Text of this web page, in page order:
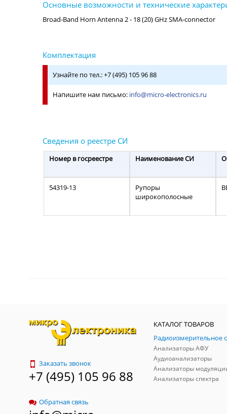
Узнайте по тел.: +7 (495) 105 96 88
Напишите нам письмо: info@micro-electronics.ru
Номер в госреестре
54319-13
Наименование СИ
Рупоры
широкополосные
Заказать звонок
+7 (495) 105 96 88
Обратная связь
КАТАЛОГ ТОВАРОВ
Анализаторы АФУ
Аудиоанализаторы
Анализаторы
Анализаторы спектра